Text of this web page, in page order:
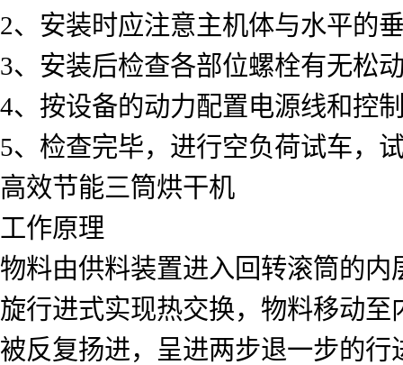
2、安装时应注意主机体与水平的
3、安装后检查各部位螺栓有无松
4、按设备的动力配置电源线和控
5、检查完毕，进行空负荷试车，
高效节能三筒烘干机
工作原理
物料由供料装置进入回转滚筒的
旋行进式实现热交换，物料移动
被反复扬进，呈进两步退一步的